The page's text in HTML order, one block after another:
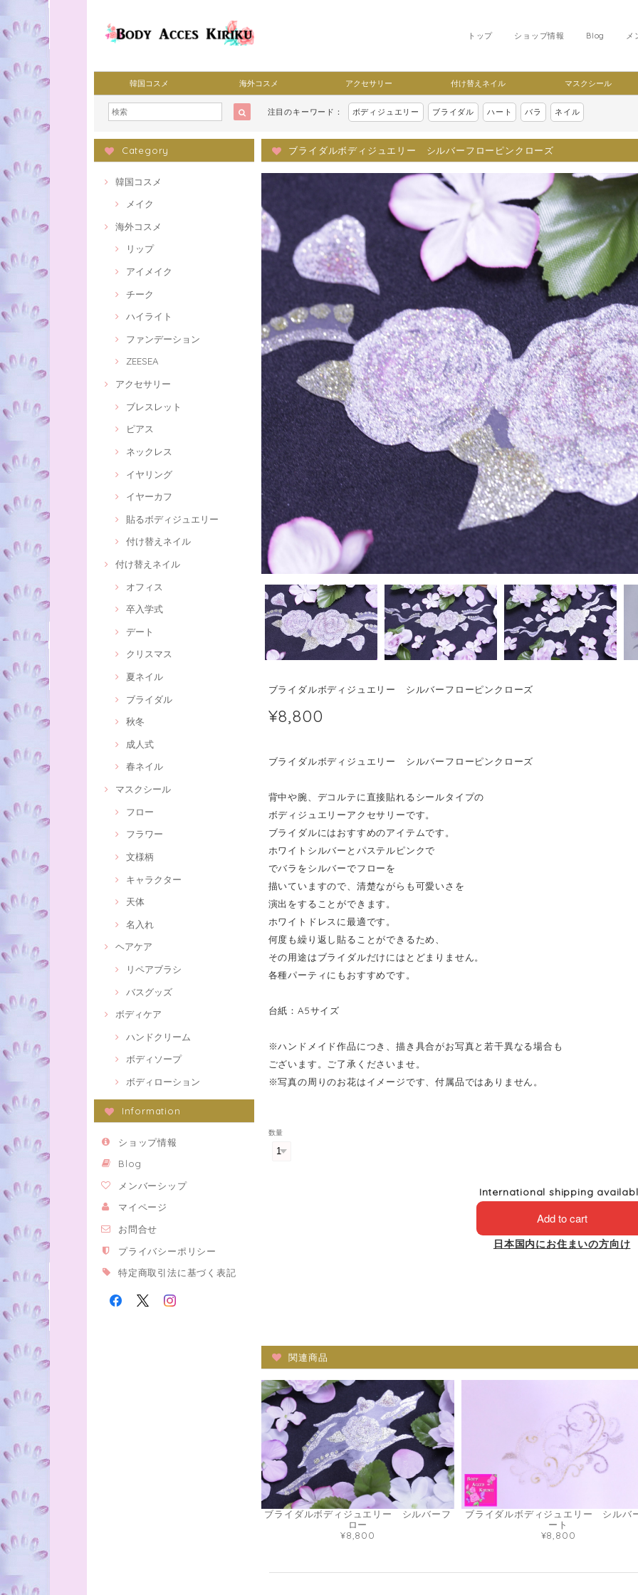
メ
Blog
ショップ情報
トップ
韓国コスメ 海外コスメ アクセサリー 付け替えネイル マスクシール
注目のキーワード： ボディジュエリー ブライダル ハート バラ ネイル
Category
韓国コスメ
メイク
海外コスメ
リップ
アイメイク
チーク
ハイライト
ファンデーション
ZEESEA
アクセサリー
ブレスレット
ピアス
ネックレス
イヤリング
イヤーカフ
貼るボディジュエリー
付け替えネイル
付け替えネイル
オフィス
卒入学式
デート
クリスマス
夏ネイル
ブライダル
秋冬
成人式
春ネイル
マスクシール
フロー
フラワー
文様柄
キャラクター
天体
名入れ
ヘアケア
リペアブラシ
バスグッズ
ボディケア
ハンドクリーム
ボディソープ
ボディローション
Information
ショップ情報
Blog
メンバーシップ
マイページ
お問合せ
プライバシーポリシー
特定商取引法に基づく表記
ブライダルボディジュエリー シルバーフローピンクローズ
ブライダルボディジュエリー シルバーフローピンクローズ
¥8,800
ブライダルボディジュエリー シルバーフローピンクローズ
背中や腕、デコルテに直接貼れるシールタイプの
ボディジュエリーアクセサリーです。
ブライダルにはおすすめのアイテムです。
ホワイトシルバーとパステルピンクで
でバラをシルバーでフローを
描いていますので、清楚ながらも可愛いさを
演出をすることができます。
ホワイトドレスに最適です。
何度も繰り返し貼ることができるため、
その用途はブライダルだけにはとどまりません。
各種パーティにもおすすめです。
台紙：A5サイズ
※ハンドメイド作品につき、描き具合がお写真と若干異なる場合も
ございます。ご了承くださいませ。
※写真の周りのお花はイメージです、付属品ではありません。
数量
International shipping
Add to cart
日本国内にお住まいの方向け
関連商品
ブライダルボディジュエリー シルバーフ
ロー
¥8,800
ブライダルボディジュエリー シルバ
ート
¥8,800